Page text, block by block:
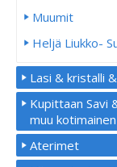
Muumit
Heljä Liukko-
Lasi & kristalli
Kupittaan Savi
muu
Aterimet